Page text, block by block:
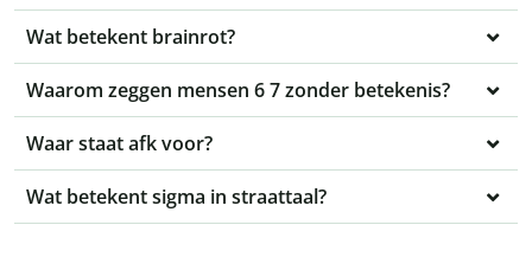
Wat betekent brainrot?
Waarom zeggen mensen 6 7 zonder betekenis?
Waar staat afk voor?
Wat betekent sigma in straattaal?